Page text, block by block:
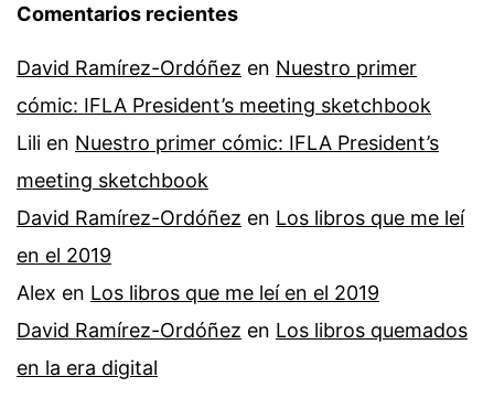
Comentarios recientes
David Ramírez-Ordóñez en Nuestro primer
cómic: IFLA President’s meeting sketchbook
Lili en Nuestro primer cómic: IFLA President’s
meeting sketchbook
David Ramírez-Ordóñez en Los libros que me leí
en el 2019
Alex en Los libros que me leí en el 2019
David Ramírez-Ordóñez en Los libros quemados
en la era digital